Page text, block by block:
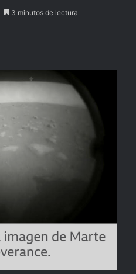
3 minutos de lectura